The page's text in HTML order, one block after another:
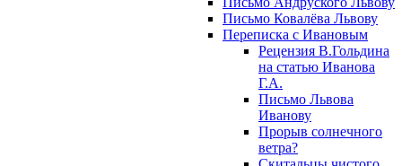
Письмо Ковалёва Львову
Переписка с Ивановым
Рецензия В.Гольдина
на статью Иванова
Г.А.
Письмо Львова
Иванову
Прорыв солнечного
ветра?